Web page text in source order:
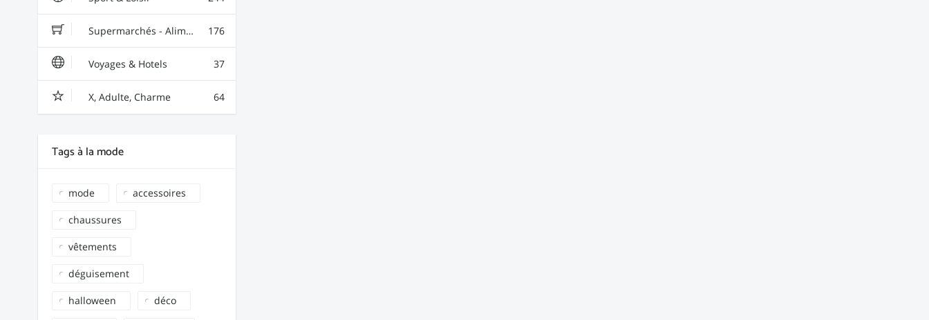
Supermarchés - Alimentaire - Vin 176
Voyages & Hotels 37
X, Adulte, Charme 64
Tags à la mode
mode accessoires
chaussures
vêtements
déguisement
halloween déco